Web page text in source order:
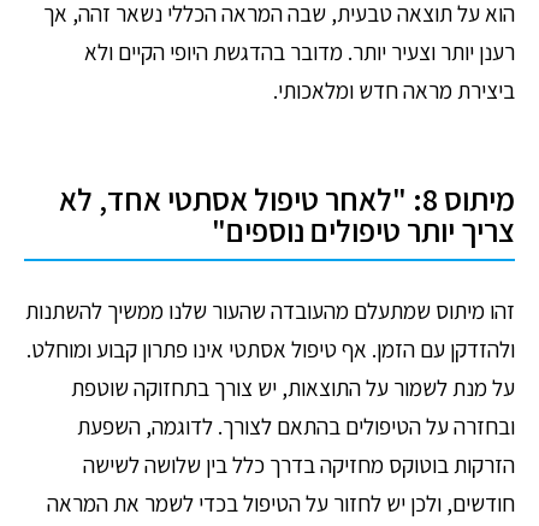
הוא על תוצאה טבעית, שבה המראה הכללי נשאר זהה, אך
רענן יותר וצעיר יותר. מדובר בהדגשת היופי הקיים ולא
ביצירת מראה חדש ומלאכותי.
מיתוס 8: "לאחר טיפול אסתטי אחד, לא
צריך יותר טיפולים נוספים"
זהו מיתוס שמתעלם מהעובדה שהעור שלנו ממשיך להשתנות
ולהזדקן עם הזמן. אף טיפול אסתטי אינו פתרון קבוע ומוחלט.
על מנת לשמור על התוצאות, יש צורך בתחזוקה שוטפת
ובחזרה על הטיפולים בהתאם לצורך. לדוגמה, השפעת
הזרקות בוטוקס מחזיקה בדרך כלל בין שלושה לשישה
חודשים, ולכן יש לחזור על הטיפול בכדי לשמר את המראה